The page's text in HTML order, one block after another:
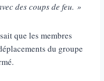
des coups de feu. »
que les membres
du groupe